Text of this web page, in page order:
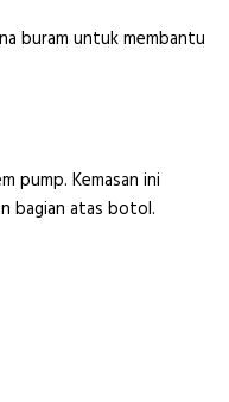
buram untuk membantu
pump. Kemasan ini
bagian atas botol.